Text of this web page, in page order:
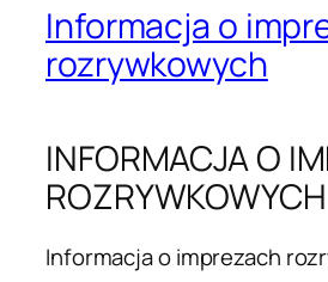
Informacja o
rozrywkowych
INFORMACJA O
ROZRYWKOWYCH
Informacja o imprezach